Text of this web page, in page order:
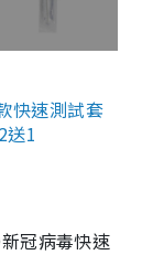
快速測試套
送1
冠病毒快速